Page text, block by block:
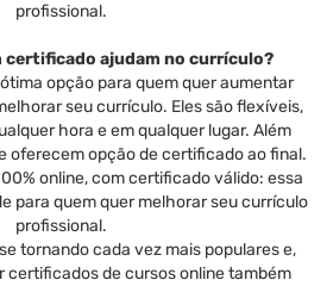
profissional.
certificado ajudam no currículo?
opção para quem quer aumentar
seu currículo. Eles são flexíveis,
hora e em qualquer lugar. Além
oferecem opção de certificado ao final.
online, com certificado válido: essa
para quem quer melhorar seu currículo
profissional.
tornando cada vez mais populares e,
certificados de cursos online também